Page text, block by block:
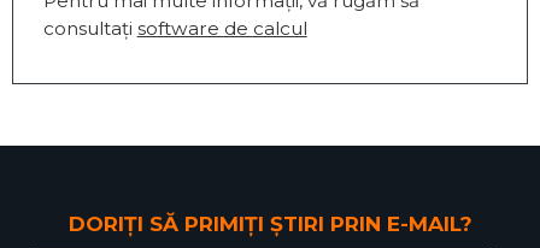
consultați software de calcul
DORIȚI SĂ PRIMIȚI ȘTIRI PRIN E-MAIL?